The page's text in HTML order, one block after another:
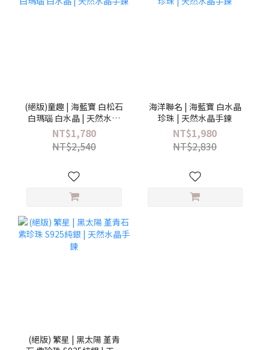
(絕版)童趣 | 海藍寶 白松石
白瑪瑙 白水晶 | 天然水晶
手鍊
NT$1,780
NT$2,540
海洋聯名 | 海藍寶 白水晶
珍珠 | 天然水晶手鍊
NT$1,980
NT$2,830
(絕版) 繁星 | 黑太陽 堇青